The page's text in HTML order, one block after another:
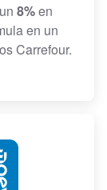
8%en
en un
Carrefour.